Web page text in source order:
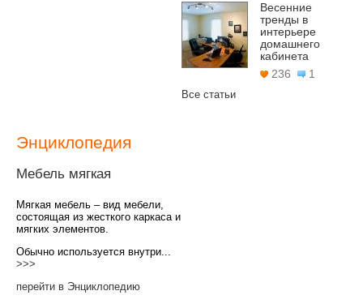
Весенние
тренды в
интерьере
домашнего
кабинета
236
1
Все статьи
Энциклопедия
Мебель мягкая
Мягкая мебель – вид мебели,
состоящая из жесткого каркаса и
мягких элементов.
Обычно используется внутри...
>>>
перейти в Энциклопедию